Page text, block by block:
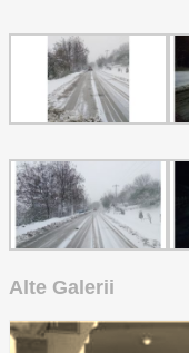
Alte Galerii